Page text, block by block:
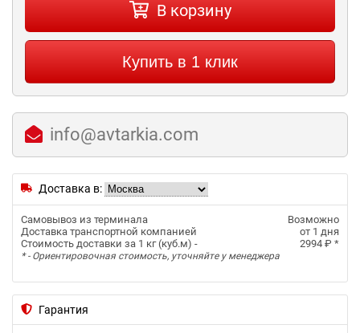
В корзину
Купить в 1 клик
info@avtarkia.com
Доставка в:
Самовывоз из терминала
Возможно
Доставка транспортной компанией
от 1 дня
Стоимость доставки за 1 кг (куб.м) -
2994 ₽ *
* - Ориентировочная стоимость, уточняйте у менеджера
Гарантия